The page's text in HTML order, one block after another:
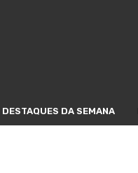
DESTAQUES DA SEMANA